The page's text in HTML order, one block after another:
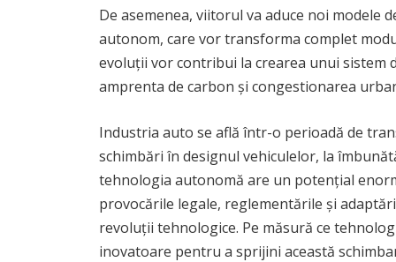
De asemenea, viitorul va aduce noi modele
autonom, care vor transforma complet
evoluții vor contribui la crearea unui sistem
amprenta de carbon și congestionarea
Industria auto se află într-o perioadă de
schimbări în designul vehiculelor, la
tehnologia autonomă are un potențial
provocările legale, reglementările și
revoluții tehnologice. Pe măsură ce
inovatoare pentru a sprijini această